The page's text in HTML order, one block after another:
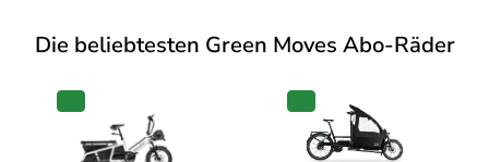
Die beliebtesten Green Moves Abo-Räder
PRODUKT
ANGEBOT
PRODUKT
ANGEBOT